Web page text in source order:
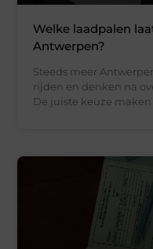
Welke laadpalen
Antwerpen?
Steeds meer
rijden en denken na
De juiste keuze maken